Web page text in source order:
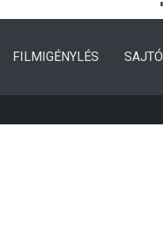
FILMIGÉNYLÉS SAJTÓ